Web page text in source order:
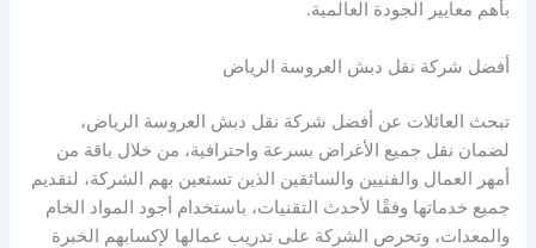
بأهم معايير الجودة العالمية.
أفضل شركة نقل دبش العروسة الرياض
تبحث العائلات عن أفضل شركة نقل دبش العروسة الرياض،
لضمان نقل جميع الأغراض بسرعة واحترافية، من خلال باقة من
أمهر العمال والفنيين والسائقين الذين تستعين بهم الشركة، لتقديم
جميع خدماتها وفقًا لأحدث التقنيات، باستخدام أجود المواد الخام
والمعدات، وتحرص الشركة على تدريب عمالها لإكسابهم الخبرة